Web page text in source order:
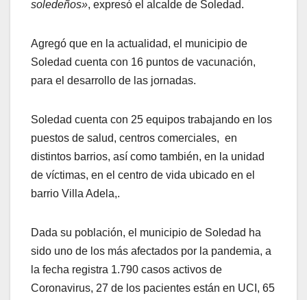
soledeños», expresó el alcalde de Soledad.
Agregó que en la actualidad, el municipio de
Soledad cuenta con 16 puntos de vacunación,
para el desarrollo de las jornadas.
Soledad cuenta con 25 equipos trabajando en los
puestos de salud, centros comerciales, en
distintos barrios, así como también, en la unidad
de víctimas, en el centro de vida ubicado en el
barrio Villa Adela,.
Dada su población, el municipio de Soledad ha
sido uno de los más afectados por la pandemia, a
la fecha registra 1.790 casos activos de
Coronavirus, 27 de los pacientes están en UCI, 65